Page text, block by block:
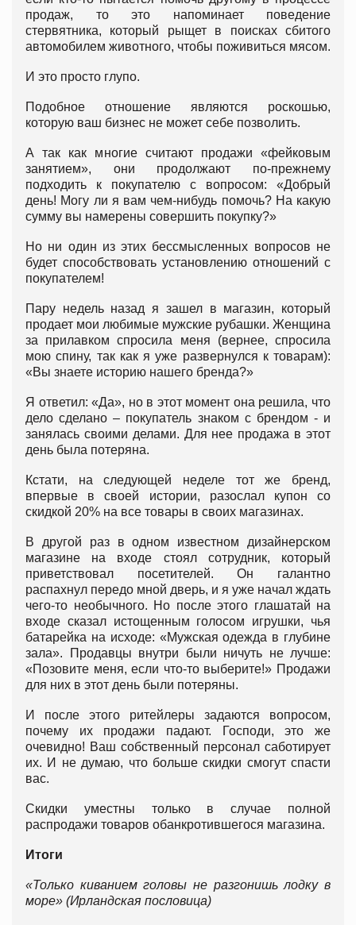
продаж, то это напоминает поведение
стервятника, который рыщет в поисках сбитого
автомобилем животного, чтобы поживиться мясом.
И это просто глупо.
Подобное отношение являются роскошью,
которую ваш бизнес не может себе позволить.
А так как многие считают продажи «фейковым
занятием», они продолжают по-прежнему
подходить к покупателю с вопросом: «Добрый
день! Могу ли я вам чем-нибудь помочь? На какую
сумму вы намерены совершить покупку?»
Но ни один из этих бессмысленных вопросов не
будет способствовать установлению отношений с
покупателем!
Пару недель назад я зашел в магазин, который
продает мои любимые мужские рубашки. Женщина
за прилавком спросила меня (вернее, спросила
мою спину, так как я уже развернулся к товарам):
«Вы знаете историю нашего бренда?»
Я ответил: «Да», но в этот момент она решила, что
дело сделано – покупатель знаком с брендом - и
занялась своими делами. Для нее продажа в этот
день была потеряна.
Кстати, на следующей неделе тот же бренд,
впервые в своей истории, разослал купон со
скидкой 20% на все товары в своих магазинах.
В другой раз в одном известном дизайнерском
магазине на входе стоял сотрудник, который
приветствовал посетителей. Он галантно
распахнул передо мной дверь, и я уже начал ждать
чего-то необычного. Но после этого глашатай на
входе сказал истощенным голосом игрушки, чья
батарейка на исходе: «Мужская одежда в глубине
зала». Продавцы внутри были ничуть не лучше:
«Позовите меня, если что-то выберите!» Продажи
для них в этот день были потеряны.
И после этого ритейлеры задаются вопросом,
почему их продажи падают. Господи, это же
очевидно! Ваш собственный персонал саботирует
их. И не думаю, что больше скидки смогут спасти
вас.
Скидки уместны только в случае полной
распродажи товаров обанкротившегося магазина.
Итоги
«Только киванием головы не разгонишь лодку в
море» (Ирландская пословица)